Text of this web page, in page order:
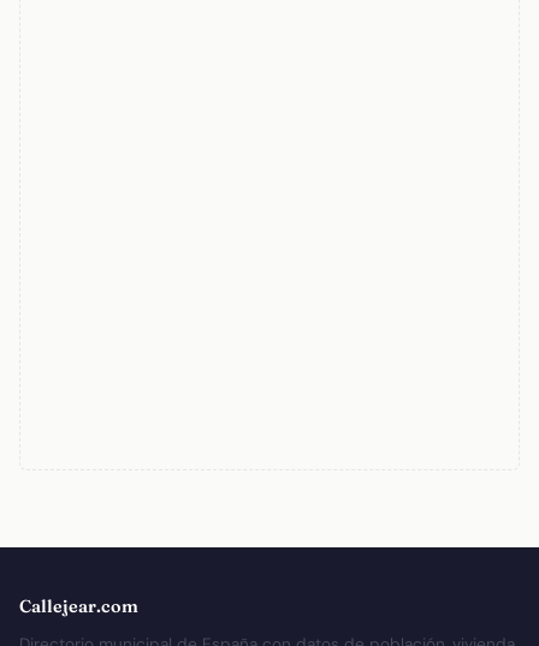
Callejear.com